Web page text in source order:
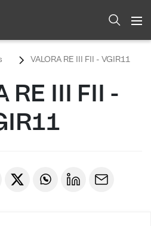
VALORA RE III FII - VGIR11
RE III FII -